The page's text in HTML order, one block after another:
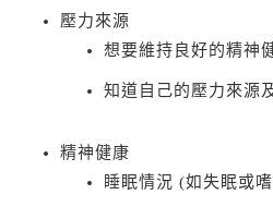
壓力來源
想要維持良好的精神
知道自己的壓力來源
精神健康
睡眠情況 (如失眠或